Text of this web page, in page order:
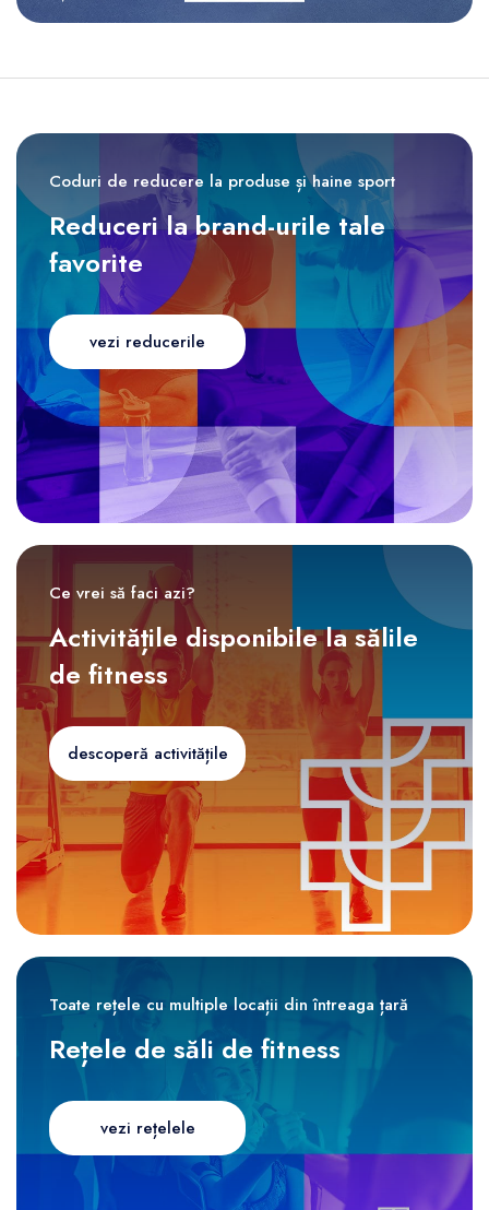
Coduri de reducere la produse și haine sport
Reduceri la brand-urile tale
favorite
vezi reducerile
Ce vrei să faci azi?
Activitățile disponibile la sălile
de fitness
descoperă activitățile
Toate rețele cu multiple locații din întreaga țară
Rețele de săli de fitness
vezi rețelele